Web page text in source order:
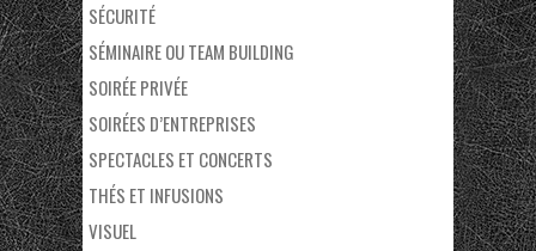
SÉCURITÉ
SÉMINAIRE OU TEAM BUILDING
SOIRÉE PRIVÉE
SOIRÉES D’ENTREPRISES
SPECTACLES ET CONCERTS
THÉS ET INFUSIONS
VISUEL